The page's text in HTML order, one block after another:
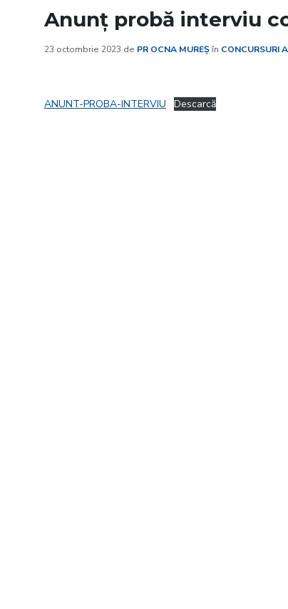
Anunț probă interviu
23 octombrie 2023 de PR OCNA MUREȘîn CONCURSURI
ANUNT-PROBA-INTERVIU Descarcă